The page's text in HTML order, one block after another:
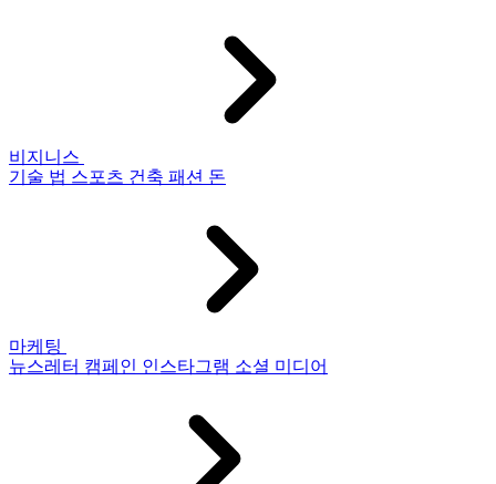
비지니스
기술 법 스포츠 건축 패션 돈
마케팅
뉴스레터 캠페인 인스타그램 소셜 미디어